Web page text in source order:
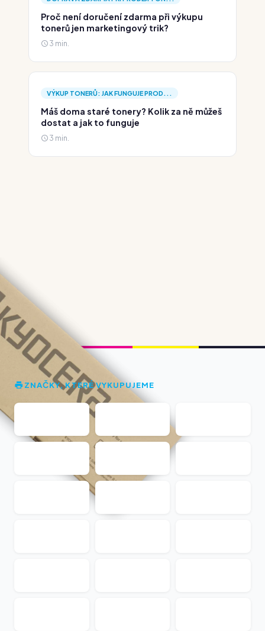
Proč není doručení zdarma při výkupu
tonerů jen marketingový trik?
3 min.
VÝKUP TONERŮ: JAK FUNGUJE PROD...
Máš doma staré tonery? Kolik za ně můžeš
dostat a jak to funguje
3 min.
ZNAČKY, KTERÉ VYKUPUJEME